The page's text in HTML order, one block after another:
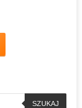
SZUKAJ